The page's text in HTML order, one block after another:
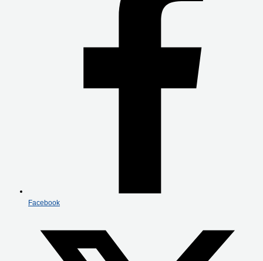
Facebook